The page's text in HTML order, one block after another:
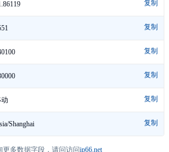
复制
复制
复制
复制
复制
Shanghai 复制
更多数据字段，请问访问ip66.net